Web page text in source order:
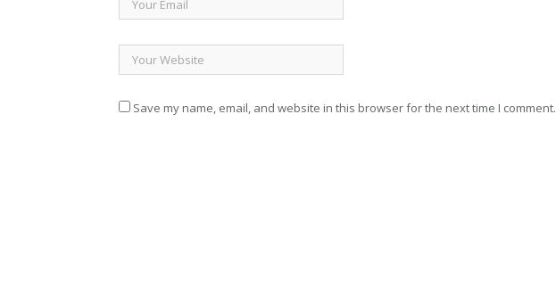
Save my name, email, and website in this browser for the next time I comment.